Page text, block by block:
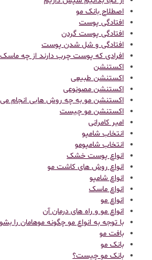
اصطلاح بانک مو
افتادگی پوست
افتادگی پوست گردن
افتادگی و شل شدن پوست
افرادی که پوست چرب دارند از چه ماسک
اکستنشن
اکستنشن طبیعی
اکستنشن مصونوعی
اکستنشن مو به چه روش هایی انجام
اکستنشن مو چیست
امیر کامرانی
انتخاب شامپو
انتخاب شامپومو
انواع پوست خشک
انواع روش های کاشت مو
انواع شامپو
انواع ماسک
انواع مو
انواع مو و راه های درمان آن
با توجه به انواع مو چگونه موهامان را
بافت مو
بانک مو
بانک مو چیست؟